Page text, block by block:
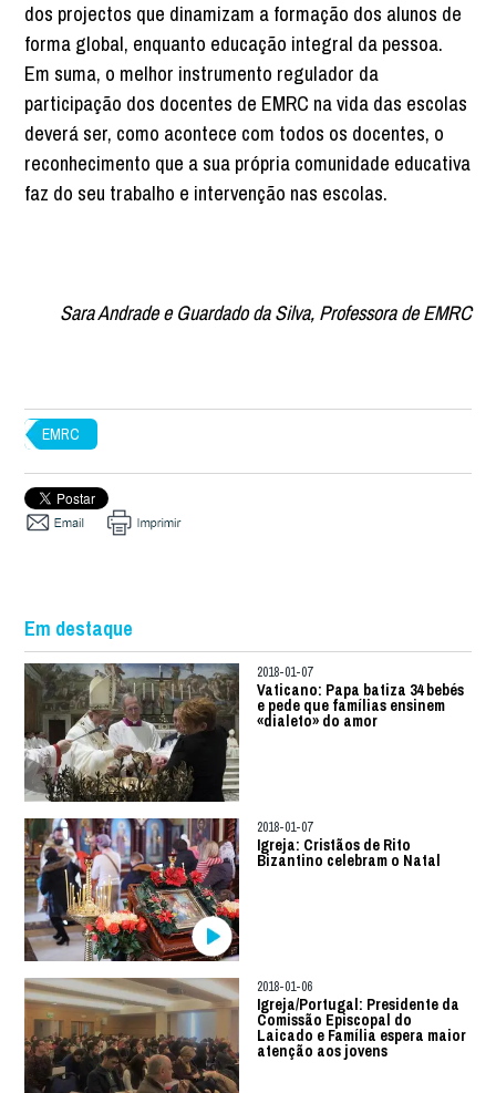
dos projectos que dinamizam a formação dos alunos de
forma global, enquanto educação integral da pessoa.
Em suma, o melhor instrumento regulador da
participação dos docentes de EMRC na vida das escolas
deverá ser, como acontece com todos os docentes, o
reconhecimento que a sua própria comunidade educativa
faz do seu trabalho e intervenção nas escolas.
Sara Andrade e Guardado da Silva, Professora de EMRC
EMRC
Em destaque
2018-01-07
Vaticano: Papa batiza 34 bebés
e pede que famílias ensinem
«dialeto» do amor
2018-01-07
Igreja: Cristãos de Rito
Bizantino celebram o Natal
2018-01-06
Igreja/Portugal: Presidente da
Comissão Episcopal do
Laicado e Família espera maior
atenção aos jovens